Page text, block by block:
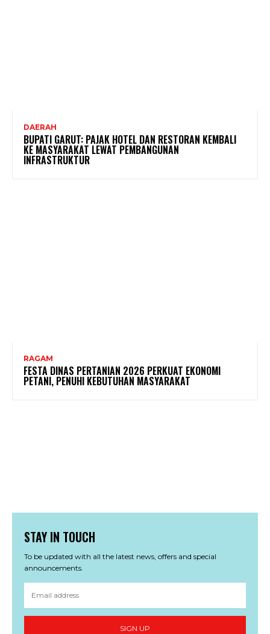
DAERAH
BUPATI GARUT: PAJAK HOTEL DAN RESTORAN KEMBALI
KE MASYARAKAT LEWAT PEMBANGUNAN
INFRASTRUKTUR
RAGAM
FESTA DINAS PERTANIAN 2026 PERKUAT EKONOMI
PETANI, PENUHI KEBUTUHAN MASYARAKAT
STAY IN TOUCH
To be updated with all the latest news, offers and special
announcements.
SIGN UP